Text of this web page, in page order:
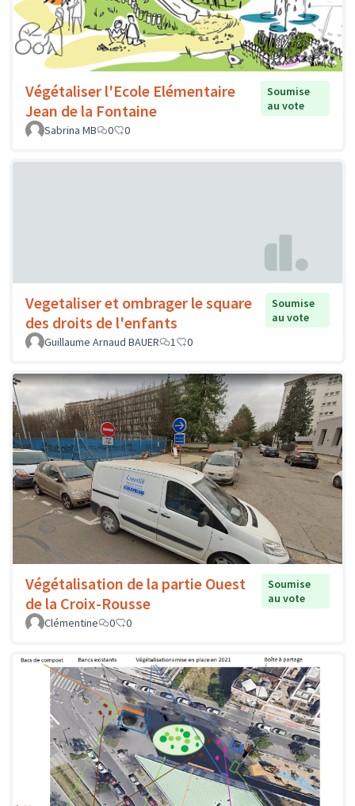
Végétaliser l'Ecole Elémentaire
Jean de la Fontaine
Soumise
au vote
Sabrina MB
0 0
Vegetaliser et ombrager le square
des droits de l'enfants
Soumise
au vote
Guillaume Arnaud BAUER
1 0
Végétalisation de la partie Ouest
de la Croix-Rousse
Soumise
au vote
Clémentine
0 0